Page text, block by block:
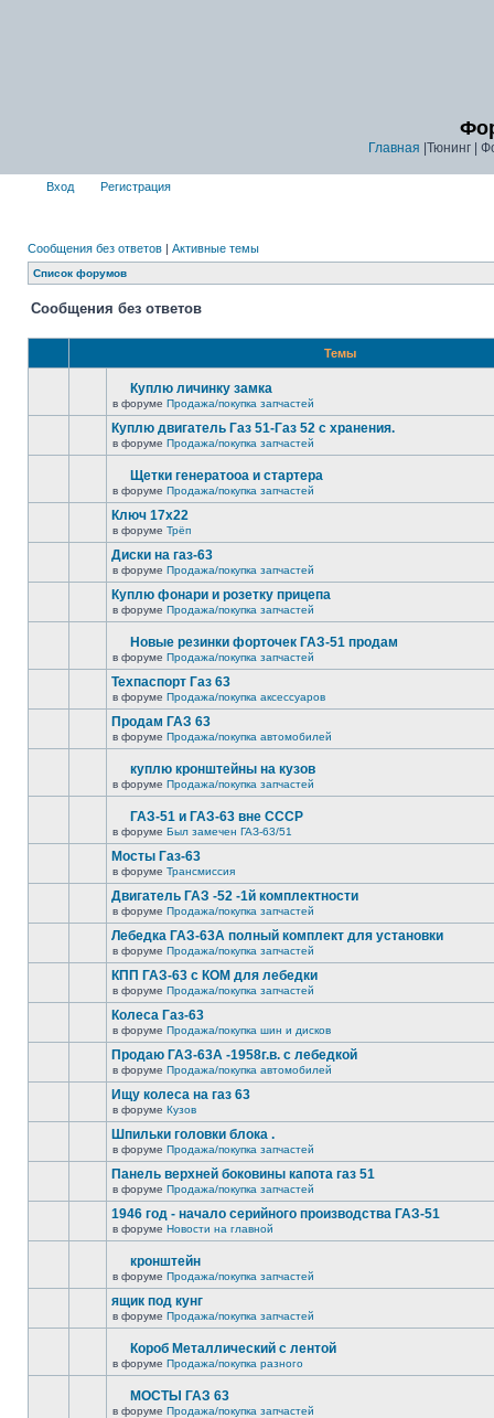
Главная |Тюнинг |
Вход Регистрация
Сообщения без ответов | Активные темы
Список форумов
Сообщения без ответов
Темы
Куплю личинку замка
в форуме Продажа/покупка запчастей
Куплю двигатель Газ 51-Газ 52 с хранения.
в форуме Продажа/покупка запчастей
Щетки генератооа и стартера
в форуме Продажа/покупка запчастей
Ключ 17х22
в форуме Трёп
Диски на газ-63
в форуме Продажа/покупка запчастей
Куплю фонари и розетку прицепа
в форуме Продажа/покупка запчастей
Новые резинки форточек ГАЗ-51 продам
в форуме Продажа/покупка запчастей
Техпаспорт Газ 63
в форуме Продажа/покупка аксессуаров
Продам ГАЗ 63
в форуме Продажа/покупка автомобилей
куплю кронштейны на кузов
в форуме Продажа/покупка запчастей
ГАЗ-51 и ГАЗ-63 вне СССР
в форуме Был замечен ГАЗ-63/51
Мосты Газ-63
в форуме Трансмиссия
Двигатель ГАЗ -52 -1й комплектности
в форуме Продажа/покупка запчастей
Лебедка ГАЗ-63А полный комплект для установки
в форуме Продажа/покупка запчастей
КПП ГАЗ-63 с КОМ для лебедки
в форуме Продажа/покупка запчастей
Колеса Газ-63
в форуме Продажа/покупка шин и дисков
Продаю ГАЗ-63А -1958г.в. с лебедкой
в форуме Продажа/покупка автомобилей
Ищу колеса на газ 63
в форуме Кузов
Шпильки головки блока .
в форуме Продажа/покупка запчастей
Панель верхней боковины капота газ 51
в форуме Продажа/покупка запчастей
1946 год - начало серийного производства ГАЗ-51
в форуме Новости на главной
кронштейн
в форуме Продажа/покупка запчастей
ящик под кунг
в форуме Продажа/покупка запчастей
Короб Металлический с лентой
в форуме Продажа/покупка разного
МОСТЫ ГАЗ 63
в форуме Продажа/покупка запчастей